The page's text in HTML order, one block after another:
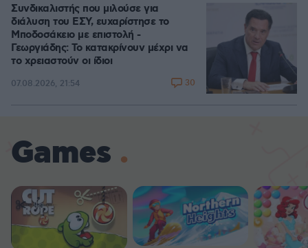
Συνδικαλιστής που μιλούσε για
διάλυση του ΕΣΥ, ευχαρίστησε το
Μποδοσάκειο με επιστολή -
Γεωργιάδης: Το κατακρίνουν μέχρι να
το χρειαστούν οι ίδιοι
07.08.2026, 21:54 30
Games